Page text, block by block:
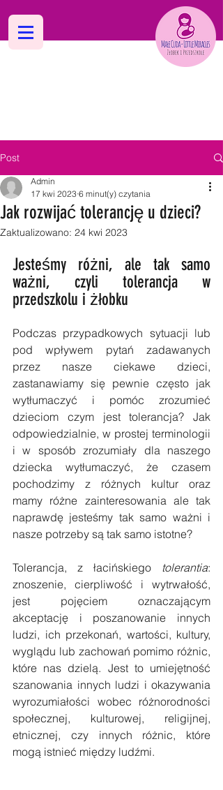
Post
Jak rozwijać tolerancję u dzieci?
Admin
17 kwi 2023 6 minut(y) czytania
Zaktualizowano: 24 kwi 2023
Jesteśmy różni, ale tak samo
ważni, czyli tolerancja w
przedszkolu i żłobku
Podczas przypadkowych sytuacji lub
pod wpływem pytań zadawanych
przez nasze ciekawe dzieci,
zastanawiamy się pewnie często jak
wytłumaczyć i pomóc zrozumieć
dzieciom czym jest tolerancja? Jak
odpowiedzialnie, w prostej terminologii
i w sposób zrozumiały dla naszego
dziecka wytłumaczyć, że czasem
pochodzimy z różnych kultur oraz
mamy różne zainteresowania ale tak
naprawdę jesteśmy tak samo ważni i
nasze potrzeby są tak samo istotne?
Tolerancja, z łacińskiego tolerantia:
znoszenie, cierpliwość i wytrwałość,
jest pojęciem oznaczającym
akceptację i poszanowanie innych
ludzi, ich przekonań, wartości, kultury,
wyglądu lub zachowań pomimo różnic,
które nas dzielą. Jest to umiejętność
szanowania innych ludzi i okazywania
wyrozumiałości wobec różnorodności
społecznej, kulturowej, religijnej,
etnicznej, czy innych różnic, które
mogą istnieć między ludźmi.